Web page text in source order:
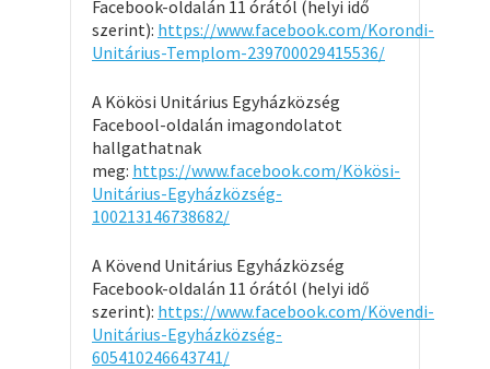
Facebook-oldalán 11 órától (helyi idő
szerint): https://www.facebook.com/Korondi-
Unitárius-Templom-239700029415536/
A Kökösi Unitárius Egyházközség
Facebool-oldalán imagondolatot
hallgathatnak
meg: https://www.facebook.com/Kökösi-
Unitárius-Egyházközség-
100213146738682/
A Kövend Unitárius Egyházközség
Facebook-oldalán 11 órától (helyi idő
szerint): https://www.facebook.com/Kövendi-
Unitárius-Egyházközség-
605410246643741/